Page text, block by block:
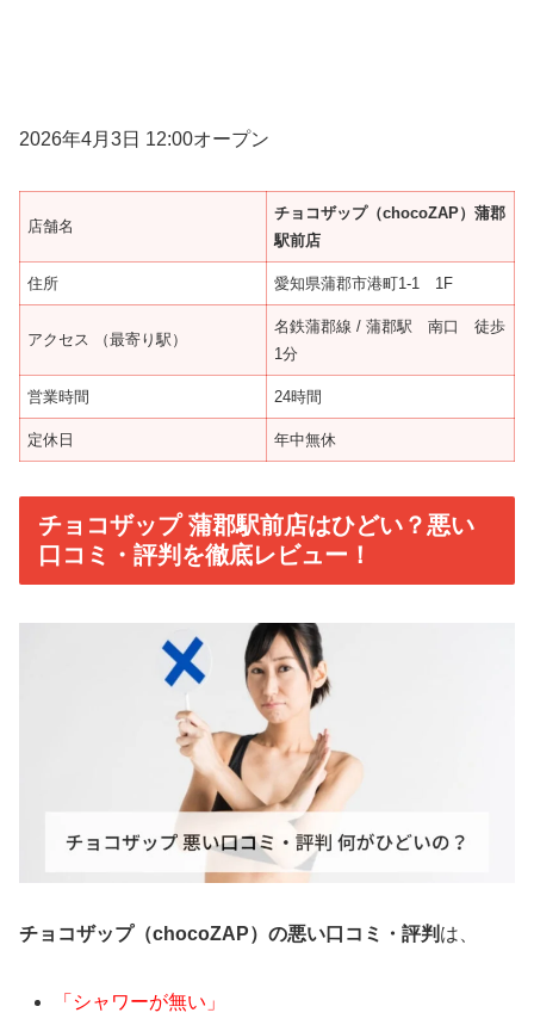
2026年4月3日 12:00オープン
店舗名
チョコザップ（chocoZAP）蒲郡
駅前店
住所 愛知県蒲郡市港町1-1 1F
アクセス （最寄り駅）
名鉄蒲郡線 / 蒲郡駅 南口 徒歩
1分
営業時間 24時間
定休日 年中無休
チョコザップ 蒲郡駅前店はひどい？悪い
口コミ・評判を徹底レビュー！
チョコザップ（chocoZAP）の悪い口コミ・評判 は、
「シャワーが無い」